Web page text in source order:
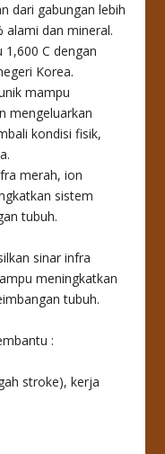
dari gabungan lebih
alami dan mineral.
C dengan
Korea.
mampu
mengeluarkan
kondisi fisik,
merah, ion
sistem
tubuh.
sinar infra
meningkatkan
tubuh.
:
stroke), kerja